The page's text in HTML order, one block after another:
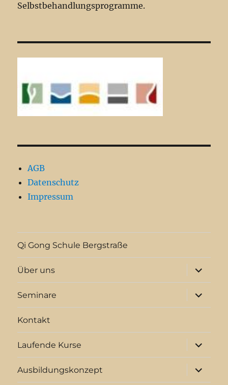
Selbstbehandlungsprogramme.
AGB
Datenschutz
Impressum
Qi Gong Schule Bergstraße
Über uns
anzeigen
Seminare
anzeigen
Kontakt
Laufende Kurse
anzeigen
Ausbildungskonzept
anzeigen